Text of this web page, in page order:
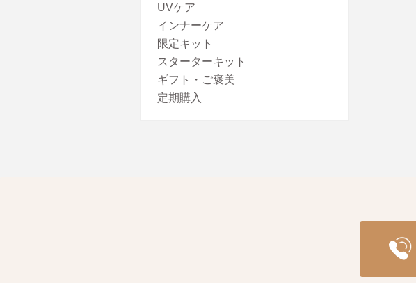
UVケア
インナーケア
限定キット
スターターキット
ギフト・ご褒美
定期購入